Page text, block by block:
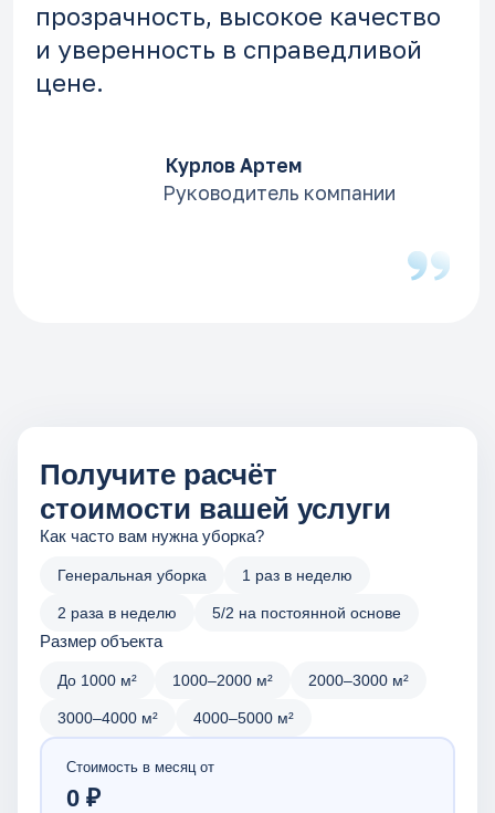
Получите расчёт
стоимости вашей услуги
Как часто вам нужна уборка?
Генеральная уборка 1 раз в неделю
2 раза в неделю 5/2 на постоянной основе
Размер объекта
До 1000 м² 1000–2000 м² 2000–3000 м²
3000–4000 м² 4000–5000 м²
Стоимость в месяц от
0 ₽